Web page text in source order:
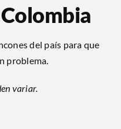
del país para que
problema.
variar.